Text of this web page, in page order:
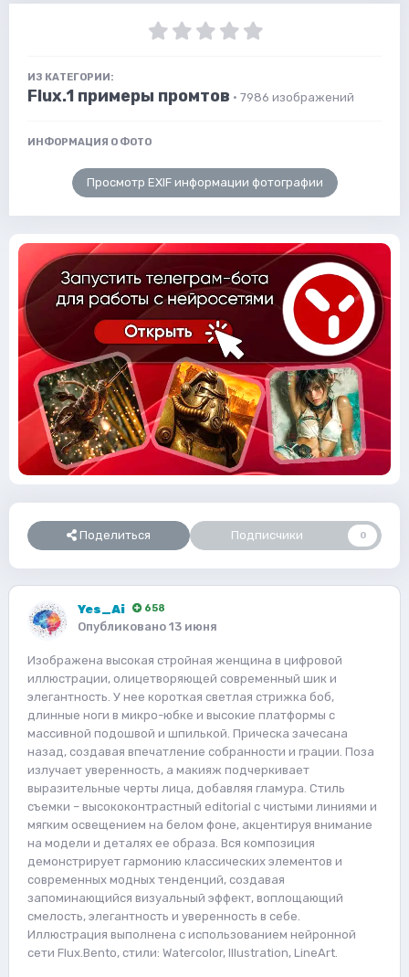
ИЗ КАТЕГОРИИ:
Flux.1 примеры промтов · 7986 изображений
ИНФОРМАЦИЯ О ФОТО
Просмотр EXIF информации фотографии
Поделиться Подписчики 0
Yes_Ai 658
Опубликовано 13 июня
Изображена высокая стройная женщина в цифровой
иллюстрации, олицетворяющей современный шик и
элегантность. У нее короткая светлая стрижка боб,
длинные ноги в микро-юбке и высокие платформы с
массивной подошвой и шпилькой. Прическа зачесана
назад, создавая впечатление собранности и грации. Поза
излучает уверенность, а макияж подчеркивает
выразительные черты лица, добавляя гламура. Стиль
съемки – высококонтрастный editorial с чистыми линиями и
мягким освещением на белом фоне, акцентируя внимание
на модели и деталях ее образа. Вся композиция
демонстрирует гармонию классических элементов и
современных модных тенденций, создавая
запоминающийся визуальный эффект, воплощающий
смелость, элегантность и уверенность в себе.
Иллюстрация выполнена с использованием нейронной
сети Flux.Bento, стили: Watercolor, Illustration, LineArt.